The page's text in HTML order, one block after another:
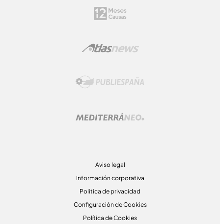
Aviso legal
Información corporativa
Politica de privacidad
Configuración de Cookies
Política de Cookies